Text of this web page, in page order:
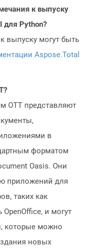
к выпуску
для Python?
выпуску могут быть
Aspose.Total
OTT представляют
в
форматом
Oasis. Они
приложений для
таких как
и могут
которые можно
новых